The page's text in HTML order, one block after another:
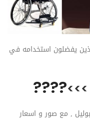
يفضلون استخدامه في
>>>
??
??
, مع صور و اسعار